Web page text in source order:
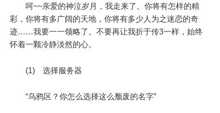
呵~~亲爱的神泣岁月，我走来了。你将有怎样的精
彩，你将有多广阔的天地，你将有多少人为之迷恋的奇
迹……我要一一领略了。不要再让我折于传3一样，始终
怀着一颗冷静淡然的心。
(1) 选择服务器
“乌鸦区？你怎么选择这么颓废的名字”